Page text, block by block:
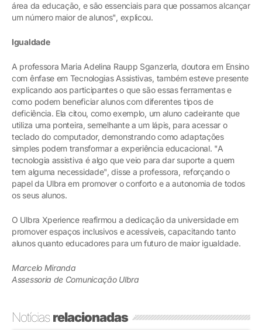
área da educação, e são essenciais para que possamos alcançar
um número maior de alunos", explicou.
Igualdade
A professora Maria Adelina Raupp Sganzerla, doutora em Ensino
com ênfase em Tecnologias Assistivas, também esteve presente
explicando aos participantes o que são essas ferramentas e
como podem beneficiar alunos com diferentes tipos de
deficiência. Ela citou, como exemplo, um aluno cadeirante que
utiliza uma ponteira, semelhante a um lápis, para acessar o
teclado do computador, demonstrando como adaptações
simples podem transformar a experiência educacional. "A
tecnologia assistiva é algo que veio para dar suporte a quem
tem alguma necessidade", disse a professora, reforçando o
papel da Ulbra em promover o conforto e a autonomia de todos
os seus alunos.
O Ulbra Xperience reafirmou a dedicação da universidade em
promover espaços inclusivos e acessíveis, capacitando tanto
alunos quanto educadores para um futuro de maior igualdade.
Marcelo Miranda
Assessoria de Comunicação Ulbra
Notíciasrelacionadas